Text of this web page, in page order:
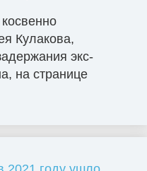
Кулакова,
экс-
на странице